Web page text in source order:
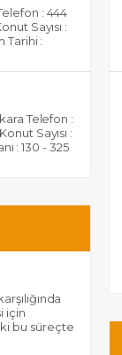
: 444
Sayısı :
Tarihi :
Telefon :
Sayısı :
: 130 - 325
için
bu süreçte